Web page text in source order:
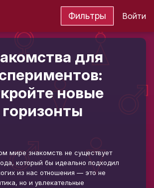
Фильтры Войти
для
новые
горизонты
мире знакомств не существует
который бы идеально подходил
из нас отношения — это не
но и увлекательные